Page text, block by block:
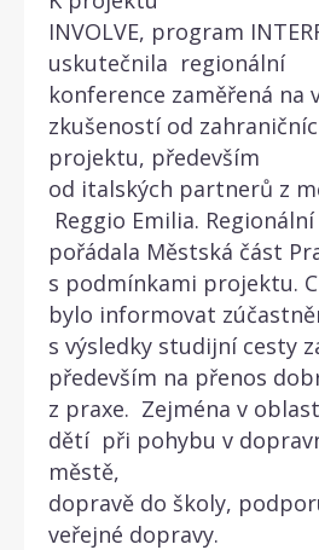
INVOLVE, program
uskutečnila regionální
konference zaměřená na
zkušeností od
projektu, především
od italských partnerů z
Reggio Emilia.
pořádala Městská část
s podmínkami projektu.
bylo informovat
s výsledky studijní cesty
především na přenos
z praxe. Zejména v
dětí při pohybu v
městě,
dopravě do školy,
veřejné dopravy.